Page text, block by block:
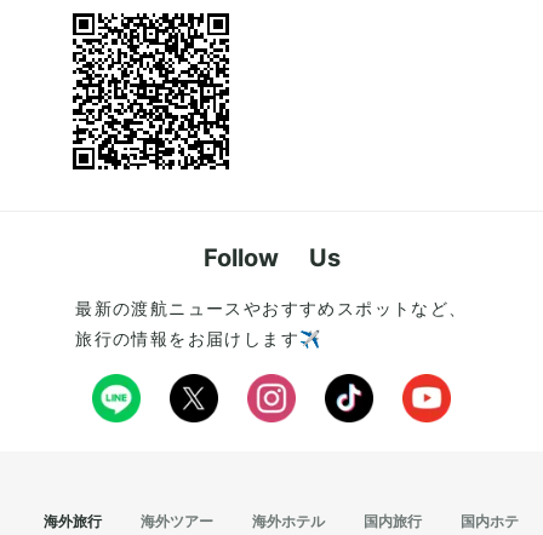
Follow Us
最新の渡航ニュースやおすすめスポットなど、
旅行の情報をお届けします✈️
海外旅行 海外ツアー 海外ホテル 国内旅行 国内ホテル